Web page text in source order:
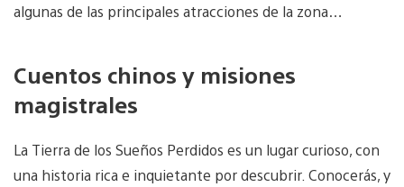
algunas de las principales atracciones de la zona…
Cuentos chinos y misiones
magistrales
La Tierra de los Sueños Perdidos es un lugar curioso, con
una historia rica e inquietante por descubrir. Conocerás, y